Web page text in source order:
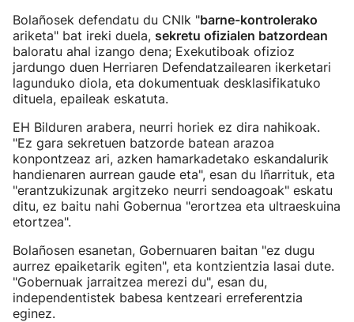
Bolañosek defendatu du CNIk "barne-kontrolerako
ariketa" bat ireki duela, sekretu ofizialen batzordean
baloratu ahal izango dena; Exekutiboak ofizioz
jardungo duen Herriaren Defendatzailearen ikerketari
lagunduko diola, eta dokumentuak desklasifikatuko
dituela, epaileak eskatuta.
EH Bilduren arabera, neurri horiek ez dira nahikoak.
"Ez gara sekretuen batzorde batean arazoa
konpontzeaz ari, azken hamarkadetako eskandalurik
handienaren aurrean gaude eta", esan du Iñarrituk, eta
"erantzukizunak argitzeko neurri sendoagoak" eskatu
ditu, ez baitu nahi Gobernua "erortzea eta ultraeskuina
etortzea".
Bolañosen esanetan, Gobernuaren baitan "ez dugu
aurrez epaiketarik egiten", eta kontzientzia lasai dute.
"Gobernuak jarraitzea merezi du", esan du,
independentistek babesa kentzeari erreferentzia
eginez.